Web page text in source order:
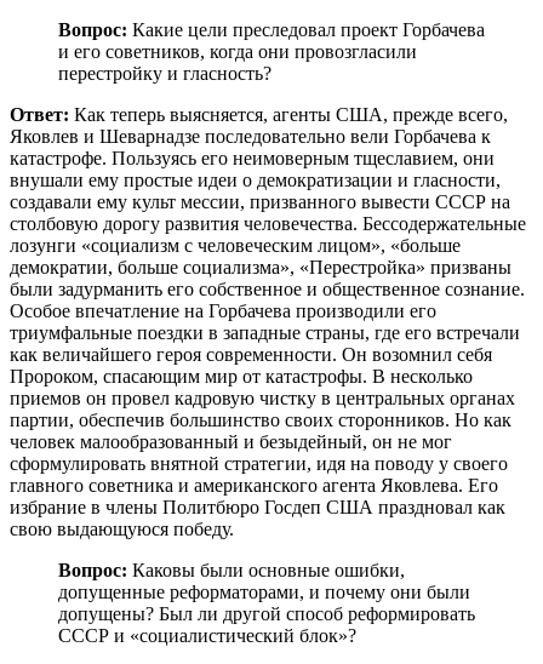
Вопрос: Какие цели преследовал проект Горбачева
и его советников, когда они провозгласили
перестройку и гласность?
Ответ: Как теперь выясняется, агенты США, прежде всего,
Яковлев и Шеварнадзе последовательно вели Горбачева к
катастрофе. Пользуясь его неимоверным тщеславием, они
внушали ему простые идеи о демократизации и гласности,
создавали ему культ мессии, призванного вывести СССР на
столбовую дорогу развития человечества. Бессодержательные
лозунги «социализм с человеческим лицом», «больше
демократии, больше социализма», «Перестройка» призваны
были задурманить его собственное и общественное сознание.
Особое впечатление на Горбачева производили его
триумфальные поездки в западные страны, где его встречали
как величайшего героя современности. Он возомнил себя
Пророком, спасающим мир от катастрофы. В несколько
приемов он провел кадровую чистку в центральных органах
партии, обеспечив большинство своих сторонников. Но как
человек малообразованный и безыдейный, он не мог
сформулировать внятной стратегии, идя на поводу у своего
главного советника и американского агента Яковлева. Его
избрание в члены Политбюро Госдеп США праздновал как
свою выдающуюся победу.
Вопрос: Каковы были основные ошибки,
допущенные реформаторами, и почему они были
допущены? Был ли другой способ реформировать
СССР и «социалистический блок»?